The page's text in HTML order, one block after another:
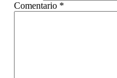
Comentario *